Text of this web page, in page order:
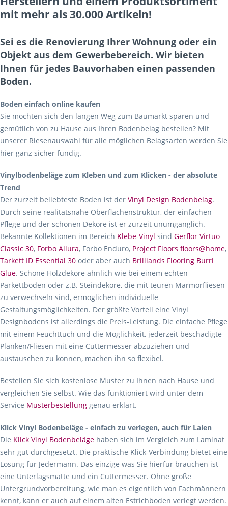
mit mehr als 30.000 Artikeln!
Sei es die Renovierung Ihrer Wohnung oder ein
Objekt aus dem Gewerbebereich. Wir bieten
Ihnen für jedes Bauvorhaben einen passenden
Boden.
Boden einfach online kaufen
Sie möchten sich den langen Weg zum Baumarkt sparen und
gemütlich von zu Hause aus Ihren Bodenbelag bestellen? Mit
unserer Riesenauswahl für alle möglichen Belagsarten werden Sie
hier ganz sicher fündig.
Vinylbodenbeläge zum Kleben und zum Klicken - der absolute
Trend
Der zurzeit beliebteste Boden ist der Vinyl Design Bodenbelag.
Durch seine realitätsnahe Oberflächenstruktur, der einfachen
Pflege und der schönen Dekore ist er zurzeit unumgänglich.
Bekannte Kollektionen im Bereich Klebe-Vinyl sind Gerflor Virtuo
Classic 30, Forbo Allura, Forbo Enduro, Project Floors floors@home,
Tarkett ID Essential 30 oder aber auch Brilliands Flooring Burri
Glue. Schöne Holzdekore ähnlich wie bei einem echten
Parkettboden oder z.B. Steindekore, die mit teuren Marmorfliesen
zu verwechseln sind, ermöglichen individuelle
Gestaltungsmöglichkeiten. Der größte Vorteil eine Vinyl
Designbodens ist allerdings die Preis-Leistung. Die einfache Pflege
mit einem Feuchttuch und die Möglichkeit, jederzeit beschädigte
Planken/Fliesen mit eine Cuttermesser abzuziehen und
austauschen zu können, machen ihn so flexibel.
Bestellen Sie sich kostenlose Muster zu Ihnen nach Hause und
vergleichen Sie selbst. Wie das funktioniert wird unter dem
Service Musterbestellung genau erklärt.
Klick Vinyl Bodenbeläge - einfach zu verlegen, auch für Laien
Die Klick Vinyl Bodenbeläge haben sich im Vergleich zum Laminat
sehr gut durchgesetzt. Die praktische Klick-Verbindung bietet eine
Lösung für Jedermann. Das einzige was Sie hierfür brauchen ist
eine Unterlagsmatte und ein Cuttermesser. Ohne große
Untergrundvorbereitung, wie man es eigentlich von Fachmännern
kennt, kann er auch auf einem alten Estrichboden verlegt werden.